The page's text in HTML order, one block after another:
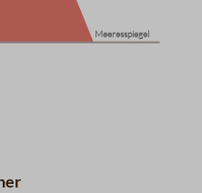
Meeresspiegel